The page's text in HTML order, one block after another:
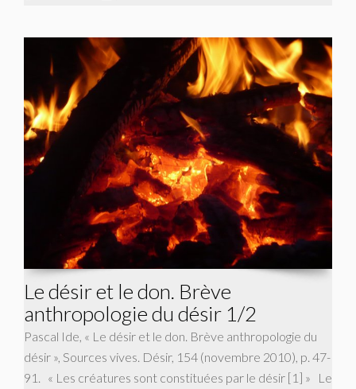
Le désir et le don. Brève
anthropologie du désir 1/2
Pascal Ide, « Le désir et le don. Brève anthropologie du
désir », Sources vives. Désir, 154 (novembre 2010), p. 47-
91. « Les créatures sont constituées par le désir [1] » Le